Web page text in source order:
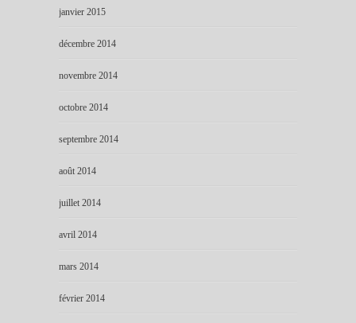
janvier 2015
décembre 2014
novembre 2014
octobre 2014
septembre 2014
août 2014
juillet 2014
avril 2014
mars 2014
février 2014